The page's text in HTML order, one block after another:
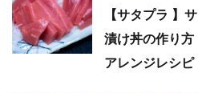
【サタプラ 】
漬け丼の作り
アレンジレシピ